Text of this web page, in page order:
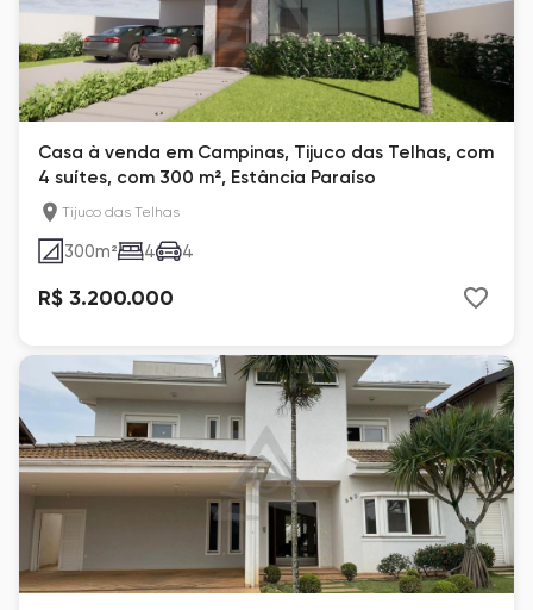
Casa à venda em Campinas, Tijuco das Telhas, com
4 suítes, com 300 m², Estância Paraíso
Tijuco das Telhas
300m² 4 4
R$ 3.200.000